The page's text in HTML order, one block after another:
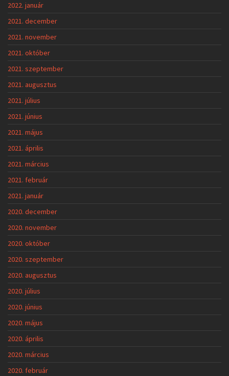
2022. január
2021. december
2021. november
2021. október
2021. szeptember
2021. augusztus
2021. július
2021. június
2021. május
2021. április
2021. március
2021. február
2021. január
2020. december
2020. november
2020. október
2020. szeptember
2020. augusztus
2020. július
2020. június
2020. május
2020. április
2020. március
2020. február